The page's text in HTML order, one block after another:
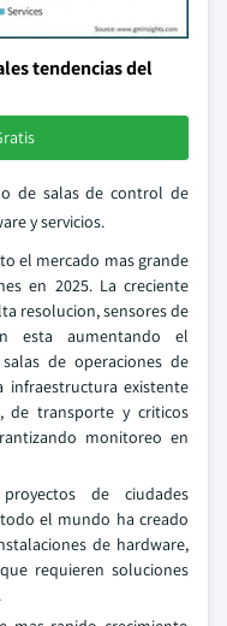
tendencias del
de salas de control de
y servicios.
el mercado mas grande
en 2025. La creciente
resolucion, sensores de
esta aumentando el
de operaciones de
infraestructura existente
de transporte y criticos
monitoreo en
de ciudades
el mundo ha creado
de hardware,
requieren soluciones